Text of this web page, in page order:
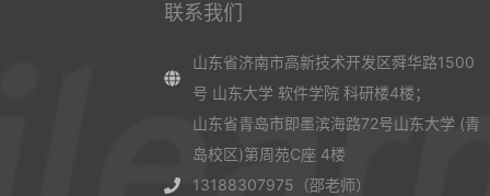
联系我们
山东省济南市高新技术开发区舜华路1500
号 山东大学 软件学院 科研楼4楼；
山东省青岛市即墨滨海路72号山东大学 (青
岛校区)第周苑C座 4楼
13188307975（邵老师）